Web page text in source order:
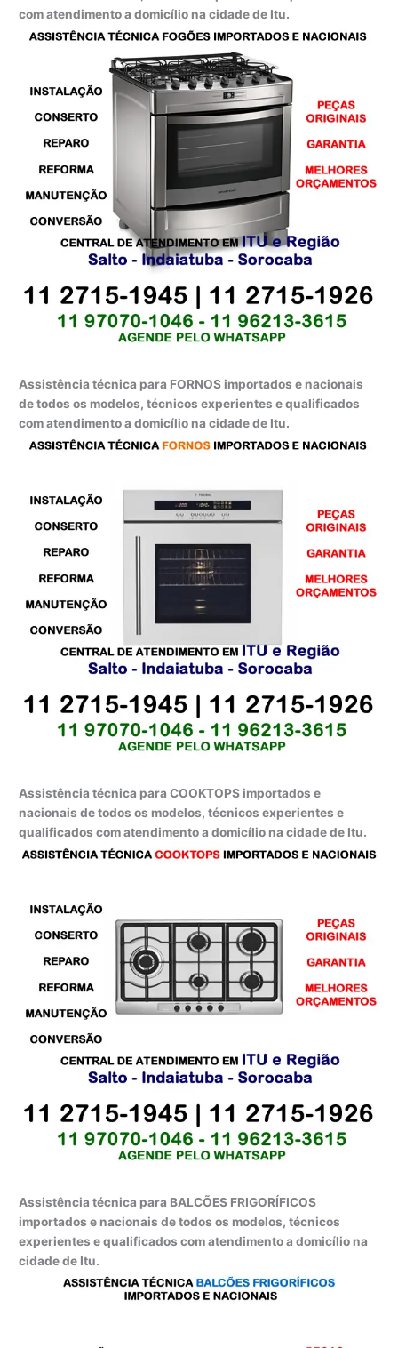
com atendimento a domicílio na cidade de Itu.
Assistência técnica para FORNOS importados e nacionais
de todos os modelos, técnicos experientes e qualificados
com atendimento a domicílio na cidade de Itu.
Assistência técnica para COOKTOPS importados e
nacionais de todos os modelos, técnicos experientes e
qualificados com atendimento a domicílio na cidade de Itu.
Assistência técnica para BALCÕES FRIGORÍFICOS
importados e nacionais de todos os modelos, técnicos
experientes e qualificados com atendimento a domicílio na
cidade de Itu.